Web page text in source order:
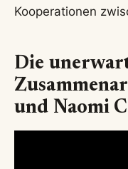
Kooperationen
Die
und Naomi